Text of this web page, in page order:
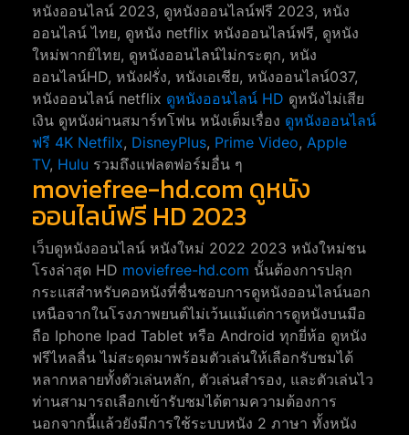
หนังออนไลน์ 2023, ดูหนังออนไลน์ฟรี 2023, หนัง
ออนไลน์ ไทย, ดูหนัง netflix หนังออนไลน์ฟรี, ดูหนัง
ใหม่พากย์ไทย, ดูหนังออนไลน์ไม่กระตุก, หนัง
ออนไลน์HD, หนังฝรั่ง, หนังเอเชีย, หนังออนไลน์037,
หนังออนไลน์ netflix ดูหนังออนไลน์ HD ดูหนังไม่เสีย
เงิน ดูหนังผ่านสมาร์ทโฟน หนังเต็มเรื่อง ดูหนังออนไลน์
ฟรี 4K Netfilx, DisneyPlus, Prime Video, Apple
TV, Hulu รวมถึงแฟลตฟอร์มอื่น ๆ
moviefree-hd.com ดูหนัง
ออนไลน์ฟรี HD 2023
เว็บดูหนังออนไลน์ หนังใหม่ 2022 2023 หนังใหม่ชน
โรงล่าสุด HD moviefree-hd.com นั้นต้องการปลุก
กระแสสำหรับคอหนังที่ชื่นชอบการดูหนังออนไลน์นอก
เหนือจากในโรงภาพยนต์ไม่เว้นแม้แต่การดูหนังบนมือ
ถือ Iphone Ipad Tablet หรือ Android ทุกยี่ห้อ ดูหนัง
ฟรีไหลลื่น ไม่สะดุดมาพร้อมตัวเล่นให้เลือกรับชมได้
หลากหลายทั้งตัวเล่นหลัก, ตัวเล่นสำรอง, และตัวเล่นไว
ท่านสามารถเลือกเข้ารับชมได้ตามความต้องการ
นอกจากนี้แล้วยังมีการใช้ระบบหนัง 2 ภาษา ทั้งหนัง